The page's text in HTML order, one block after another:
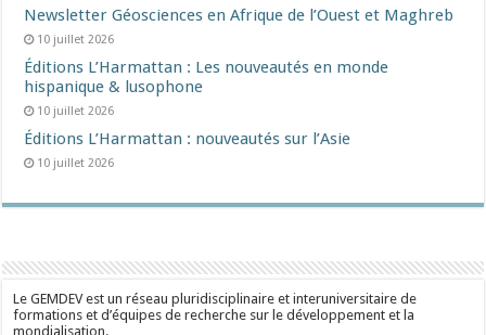
Newsletter Géosciences en Afrique de l’Ouest et Maghreb
10 juillet 2026
Éditions L’Harmattan : Les nouveautés en monde
hispanique & lusophone
10 juillet 2026
Éditions L’Harmattan : nouveautés sur l’Asie
10 juillet 2026
Le GEMDEV est un réseau pluridisciplinaire et interuniversitaire de
formations et d’équipes de recherche sur le développement et la
mondialisation.